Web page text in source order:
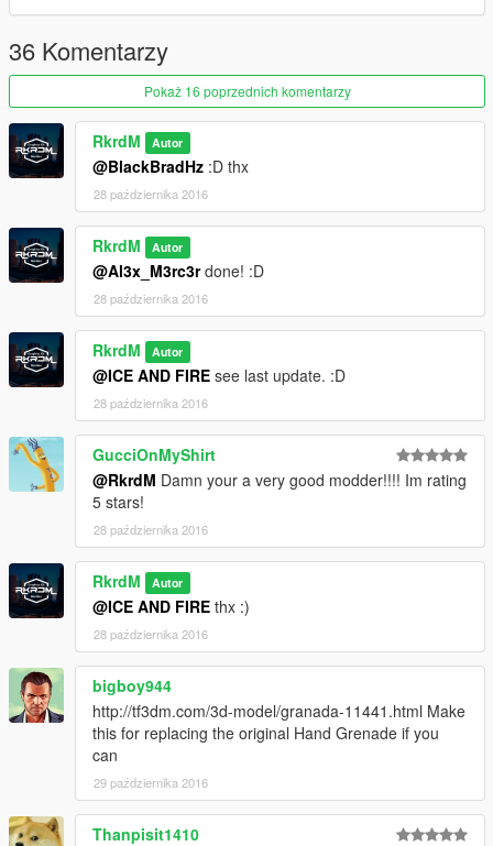
36 Komentarzy
Pokaż 16 poprzednich komentarzy
RkrdM Autor
@BlackBradHz :D thx
28 października 2016
RkrdM Autor
@Al3x_M3rc3rdone! :D
28 października 2016
RkrdM Autor
@ICE AND FIRE see last update. :D
28 października 2016
GucciOnMyShirt
@RkrdM Damn your a very good modder!!!! Im rating
5 stars!
28 października 2016
RkrdM Autor
@ICE AND FIRE thx :)
28 października 2016
bigboy944
http://tf3dm.com/3d-model/granada-11441.html Make
this for replacing the original Hand Grenade if you
can
29 października 2016
Thanpisit1410